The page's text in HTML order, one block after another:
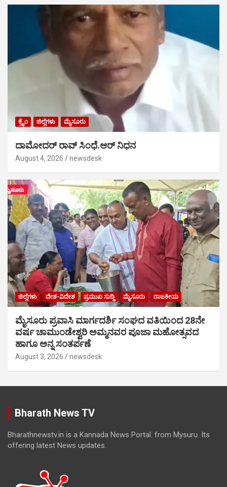
ಕ್ರೈಂ ಜಿಲ್ಲೆಗಳು ಮೈಸೂರು
ದಾಮೋದರ್ ರಾವ್ ಸಿಂಧೆ.ಆರ್ ನಿಧನ
August 4, 2026 newsdesk
ಜಿಲ್ಲೆಗಳು ದೇಶ-ವಿದೇಶ ಪ್ರಮುಖ ಸುದ್ದಿ ಮೈಸೂರು ರಾಜಕೀಯ
ಮೈಸೂರು ಪ್ರವಾಸಿ ಮಾರ್ಗದರ್ಶಿ ಸಂಘದ ವತಿಯಿಂದ 28ನೇ
ವರ್ಷ ಚಾಮುಂಡೇಶ್ವರಿ ಅಮ್ಮನವರ ಪೂಜಾ ಮಹೋತ್ಸವದ
ಹಾಗೂ ಅನ್ನ ಸಂತರ್ಪಣೆ
August 3, 2026 newsdesk
Bharath News TV
Bharathnewstv.in is a Kannada News Portal. from Mysuru. Its
offering latest News updates.